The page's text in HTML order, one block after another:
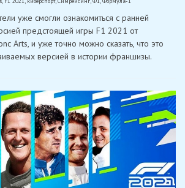
уже смогли ознакомиться с ранней
предстоящей игры F1 2021 от
Arts, и уже точно можно сказать, что это
версией в истории франшизы.